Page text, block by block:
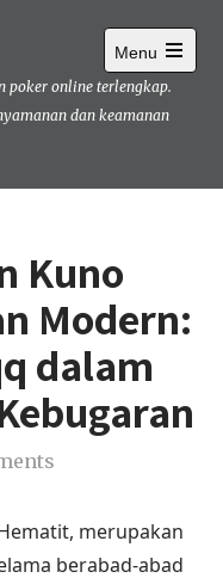
poker online terlengkap.
dan keamanan
Menu
Open
main
menu
Kuno
Modern:
dalam
merupakan
berabad-abad